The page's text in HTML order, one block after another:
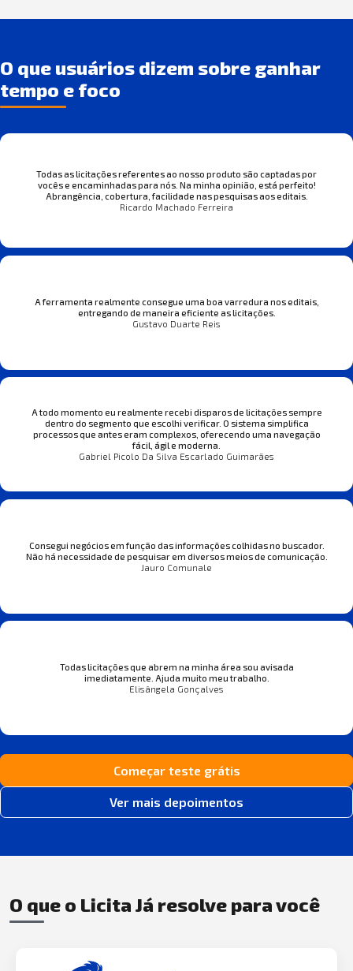
O que usuários dizem sobre ganhar
tempo e foco
Todas as licitações referentes ao nosso produto são captadas por
vocês e encaminhadas para nós. Na minha opinião, está perfeito!
Abrangência, cobertura, facilidade nas pesquisas aos editais.
Ricardo Machado Ferreira
A ferramenta realmente consegue uma boa varredura nos editais,
entregando de maneira eficiente as licitações.
Gustavo Duarte Reis
A todo momento eu realmente recebi disparos de licitações sempre
dentro do segmento que escolhi verificar. O sistema simplifica
processos que antes eram complexos, oferecendo uma navegação
fácil, ágil e moderna.
Gabriel Picolo Da Silva Escarlado Guimarães
Consegui negócios em função das informações colhidas no buscador.
Não há necessidade de pesquisar em diversos meios de comunicação.
Jauro Comunale
Todas licitações que abrem na minha área sou avisada
imediatamente. Ajuda muito meu trabalho.
Elisângela Gonçalves
Começar teste grátis
Ver mais depoimentos
O que o Licita Já resolve para você